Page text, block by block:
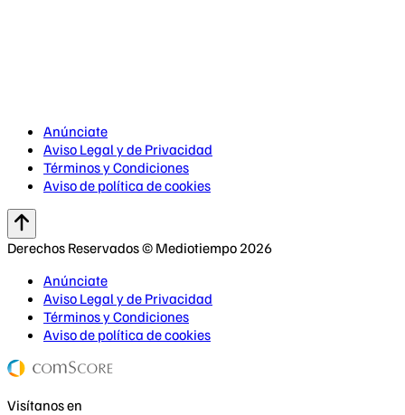
Anúnciate
Aviso Legal y de Privacidad
Términos y Condiciones
Aviso de política de cookies
Derechos Reservados © Mediotiempo 2026
Anúnciate
Aviso Legal y de Privacidad
Términos y Condiciones
Aviso de política de cookies
Visítanos en